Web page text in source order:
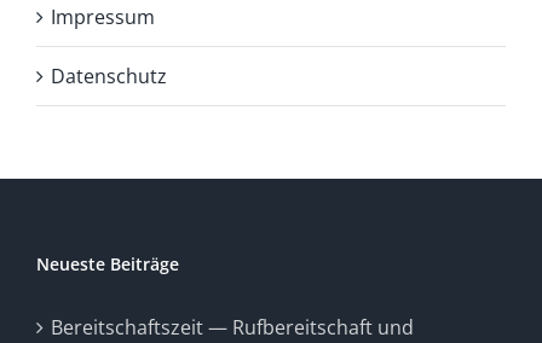
Impressum
Datenschutz
Neueste Beiträge
Bereitschaftszeit — Rufbereitschaft und